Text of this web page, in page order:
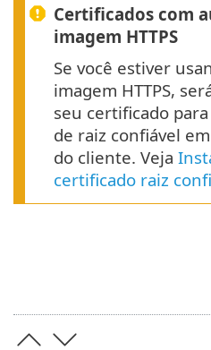
Certificados com
imagem HTTPS
Se você estiver
imagem HTTPS,
seu certificado
de raiz confiável
do cliente. Veja
certificado raiz